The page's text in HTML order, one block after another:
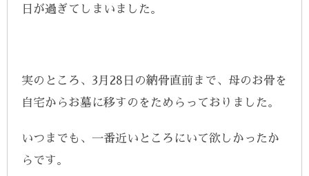
日が過ぎてしまいました。
実のところ、3月28日の納骨直前まで、母のお骨を
自宅からお墓に移すのをためらっておりました。
いつまでも、一番近いところにいて欲しかったか
らです。